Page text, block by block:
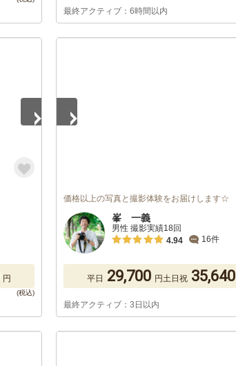
最終アクティブ：6時間以内
円
価格以上の写真と撮影体験をお届けします☆
峯 一義
男性 撮影実績18回
4.94
16件
平日 29,700 円土日祝 35,640
最終アクティブ：3日以内